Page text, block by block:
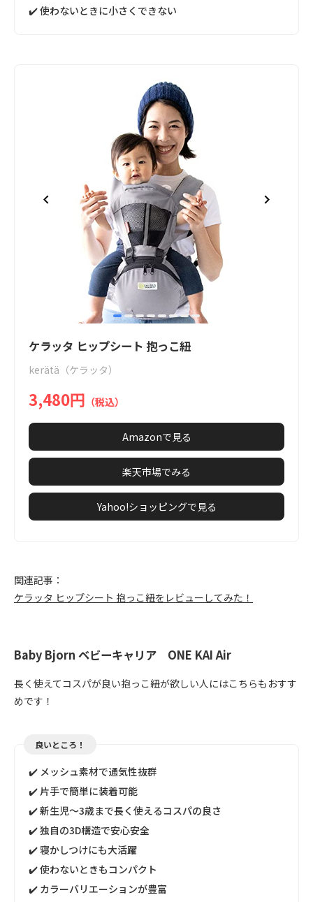
✔️ 使わないときに小さくできない
itemitemitemitemitemitemitem
item
1
8
ケラッタ ヒップシート 抱っこ紐
kerätä（ケラッタ）
3,480円 （税込）
Amazonで見る
楽天市場でみる
Yahoo!ショッピングで見る
関連記事：
ケラッタ ヒップシート 抱っこ紐をレビューしてみた！
Baby Bjorn ベビーキャリア ONE KAI Air
長く使えてコスパが良い抱っこ紐が欲しい人にはこちらもおすす
めです！
良いところ！
✔️ メッシュ素材で通気性抜群
✔️ 片手で簡単に装着可能
✔️ 新生児〜3歳まで長く使えるコスパの良さ
✔️ 独自の3D構造で安心安全
✔️ 寝かしつけにも大活躍
✔️ 使わないときもコンパクト
✔️ カラーバリエーションが豊富